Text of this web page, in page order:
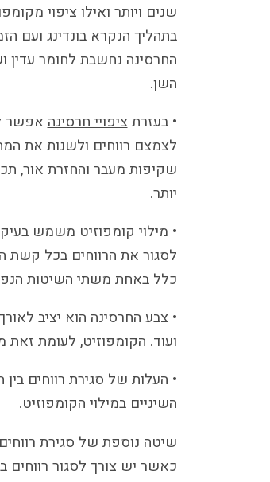
שנים ויותר ואילו ציפוי
בתהליך הנקרא בונדינג ועם
החרסינה נחשבת לחומר עדין
השן.
• בעזרתציפויי חרסינהאפשר
לצמצם רווחים ולשנות את
שקיפות מעבר והחזרת אור,
יותר.
• מילוי קומפוזיט משמש
לסגור את הרווחים בכל קשת
כלל באחת משתי השיטות
• צבע החרסינה הוא יציב
ועוד. הקומפוזיט, לעומת
• העלות של סגירת רווחים
השיניים במילוי הקומפוזיט.
שיטה נוספת של סגירת
כאשר יש צורך לסגור רווחים